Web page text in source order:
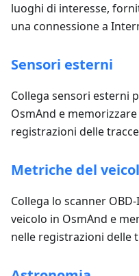
luoghi di interesse,
una connessione a
Sensori esterni
Collega sensori esterni
OsmAnd e
registrazioni delle
Metriche del
Collega lo scanner
veicolo in OsmAnd e
nelle registrazioni delle